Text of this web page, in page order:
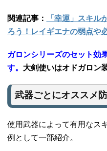
関連記事：
「幸運」スキル
ろう！レイギエナの弱点や
ガロンシリーズのセット効
す。 大剣使いはオドガロン
武器ごとにオススメ
使用武器によって有用なス
例として一部紹介。